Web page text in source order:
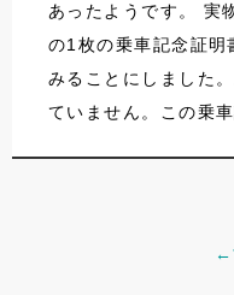
あったようです。 実
の1枚の乗車記念証明
みることにしました
ていません。この乗
←